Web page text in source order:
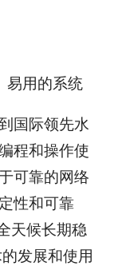
用的系统
国际领先水
程和操作使
可靠的网络
性和可靠
天候长期稳
发展和使用